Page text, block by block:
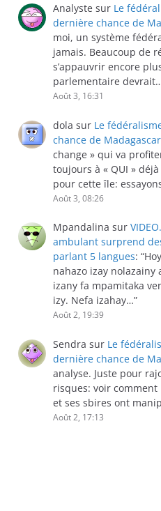
Analyste sur Le
dernière chance de
moi, un système
jamais. Beaucoup de
s’appauvrir encore
parlementaire
Août 3, 16:31
dola sur Le
chance de
change » qui va
toujours à « QUI »
pour cette île:
Août 3, 08:26
Mpandalina sur
ambulant surprend
parlant 5 langues: “
nahazo izay nolazainy
izany fa mpamitaka
izy. Nefa izahay…”
Août 2, 19:39
Sendra sur Le
dernière chance de
analyse. Juste pour
risques: voir
et ses sbires ont
Août 2, 17:13